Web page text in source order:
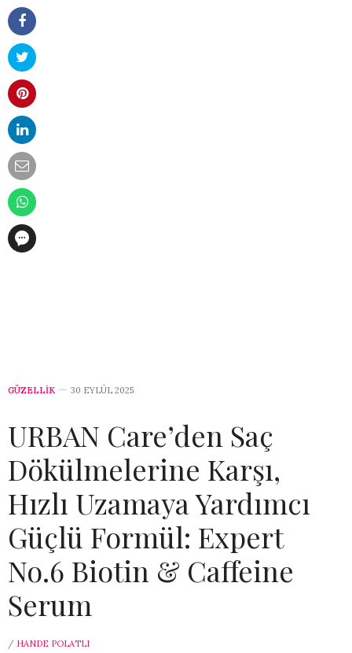
GÜZELLİK 30 EYLÜL 2025
URBAN Care’den Saç
Dökülmelerine Karşı,
Hızlı Uzamaya Yardımcı
Güçlü Formül: Expert
No.6 Biotin & Caffeine
Serum
/ HANDE POLATLI